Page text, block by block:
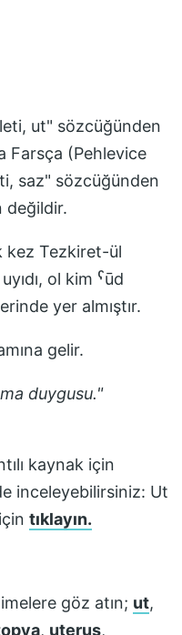
Farsça (Pehlevice
saz" sözcüğünden
değildir.
kez Tezkiret-ül
ol kim ˁūd
yer almıştır.
gelir.
duygusu."
kaynak için
inceleyebilirsiniz: Ut
tıklayın.
göz atın; ut,
, uterus,